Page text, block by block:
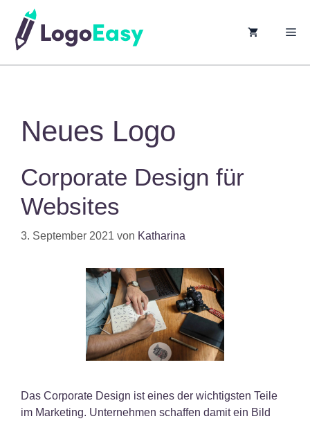
springen
Neues Logo
Corporate Design für
Websites
3. September 2021 von Katharina
Das Corporate Design ist eines der wichtigsten Teile
im Marketing. Unternehmen schaffen damit ein Bild